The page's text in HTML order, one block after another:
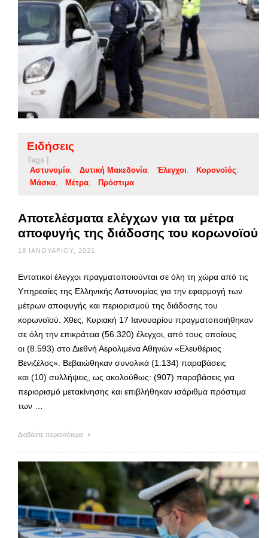
Ειδήσεις
Tags |
Αστυνομία
Δυτική Μακεδονία Έλεγχοι
Κορονοϊός
Μάσκα
Μέτρα Πρόστιμα
Αποτελέσματα ελέγχων για τα μέτρα
αποφυγής της διάδοσης του κορωνοϊού
18 ΙΑΝΟΥΑΡΊΟΥ, 2021
Εντατικοί έλεγχοι πραγματοποιούνται σε όλη τη χώρα από τις
Υπηρεσίες της Ελληνικής Αστυνομίας για την εφαρμογή των
μέτρων αποφυγής και περιορισμού της διάδοσης του
κορωνοϊού. Χθες, Κυριακή 17 Ιανουαρίου πραγματοποιήθηκαν
σε όλη την επικράτεια (56.320) έλεγχοι, από τους οποίους
οι (8.593) στο Διεθνή Αερολιμένα Αθηνών «Ελευθέριος
Βενιζέλος». Βεβαιώθηκαν συνολικά (1.134) παραβάσεις
και (10) συλλήψεις, ως ακολούθως: (907) παραβάσεις για
περιορισμό μετακίνησης και επιβλήθηκαν ισάριθμα πρόστιμα
των …
Διαβάστε περισσότερα